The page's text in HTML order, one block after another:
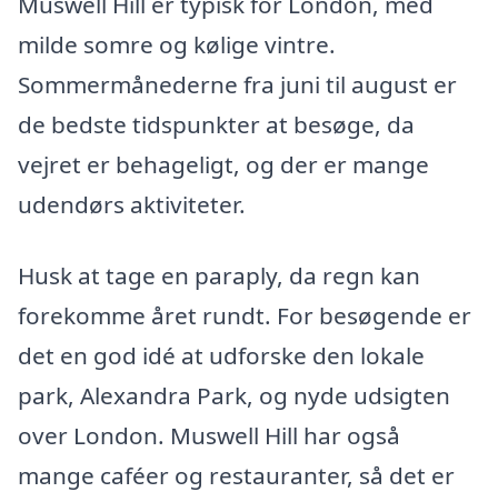
milde somre og kølige vintre.
Sommermånederne fra juni til august er
de bedste tidspunkter at besøge, da
vejret er behageligt, og der er mange
udendørs aktiviteter.
Husk at tage en paraply, da regn kan
forekomme året rundt. For besøgende er
det en god idé at udforske den lokale
park, Alexandra Park, og nyde udsigten
over London. Muswell Hill har også
mange caféer og restauranter, så det er